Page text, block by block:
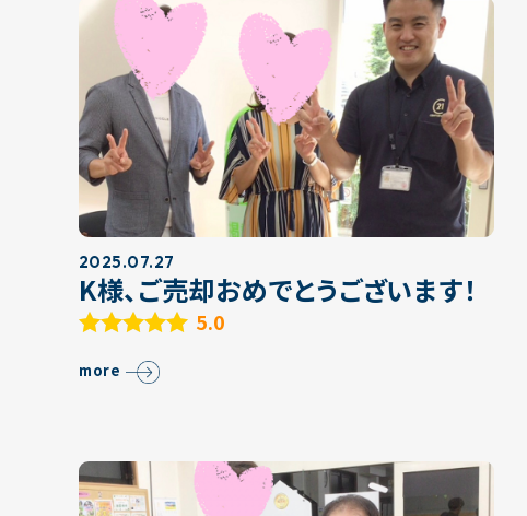
2025.07.27
K様、ご売却おめでとうございます！
5.0
more